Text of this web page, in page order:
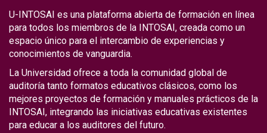
U-INTOSAI es una plataforma abierta de formación en línea
para todos los miembros de la INTOSAI, creada como un
espacio único para el intercambio de experiencias y
conocimientos de vanguardia.
La Universidad ofrece a toda la comunidad global de
auditoría tanto formatos educativos clásicos, como los
mejores proyectos de formación y manuales prácticos de la
INTOSAI, integrando las iniciativas educativas existentes
para educar a los auditores del futuro.